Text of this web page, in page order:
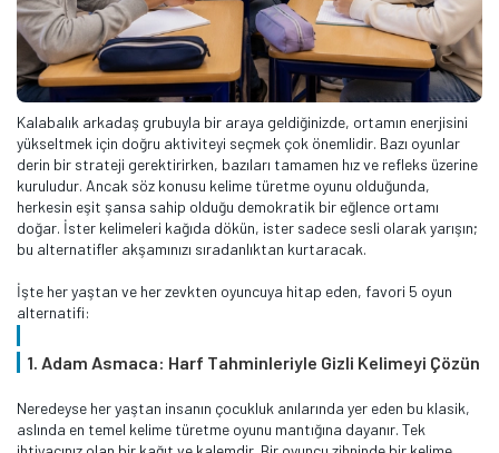
Kalabalık arkadaş grubuyla bir araya geldiğinizde, ortamın enerjisini
yükseltmek için doğru aktiviteyi seçmek çok önemlidir. Bazı oyunlar
derin bir strateji gerektirirken, bazıları tamamen hız ve refleks üzerine
kuruludur. Ancak söz konusu kelime türetme oyunu olduğunda,
herkesin eşit şansa sahip olduğu demokratik bir eğlence ortamı
doğar. İster kelimeleri kağıda dökün, ister sadece sesli olarak yarışın;
bu alternatifler akşamınızı sıradanlıktan kurtaracak.
İşte her yaştan ve her zevkten oyuncuya hitap eden, favori 5 oyun
alternatifi:
1. Adam Asmaca: Harf Tahminleriyle Gizli Kelimeyi Çözün
Neredeyse her yaştan insanın çocukluk anılarında yer eden bu klasik,
aslında en temel kelime türetme oyunu mantığına dayanır. Tek